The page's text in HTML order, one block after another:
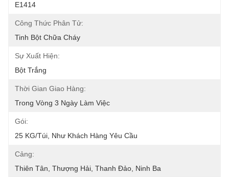
E1414
Công Thức Phân Tử:
Tinh Bột Chữa Cháy
Sự Xuất Hiện:
Bột Trắng
Thời Gian Giao Hàng:
Trong Vòng 3 Ngày Làm Việc
Gói:
25 KG/túi, Như Khách Hàng Yêu Cầu
Cảng:
Thiên Tân, Thượng Hải, Thanh Đảo, Ninh Ba